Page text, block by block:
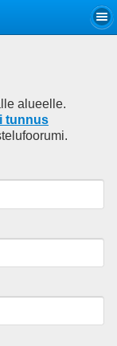
alueelle.
tunnus